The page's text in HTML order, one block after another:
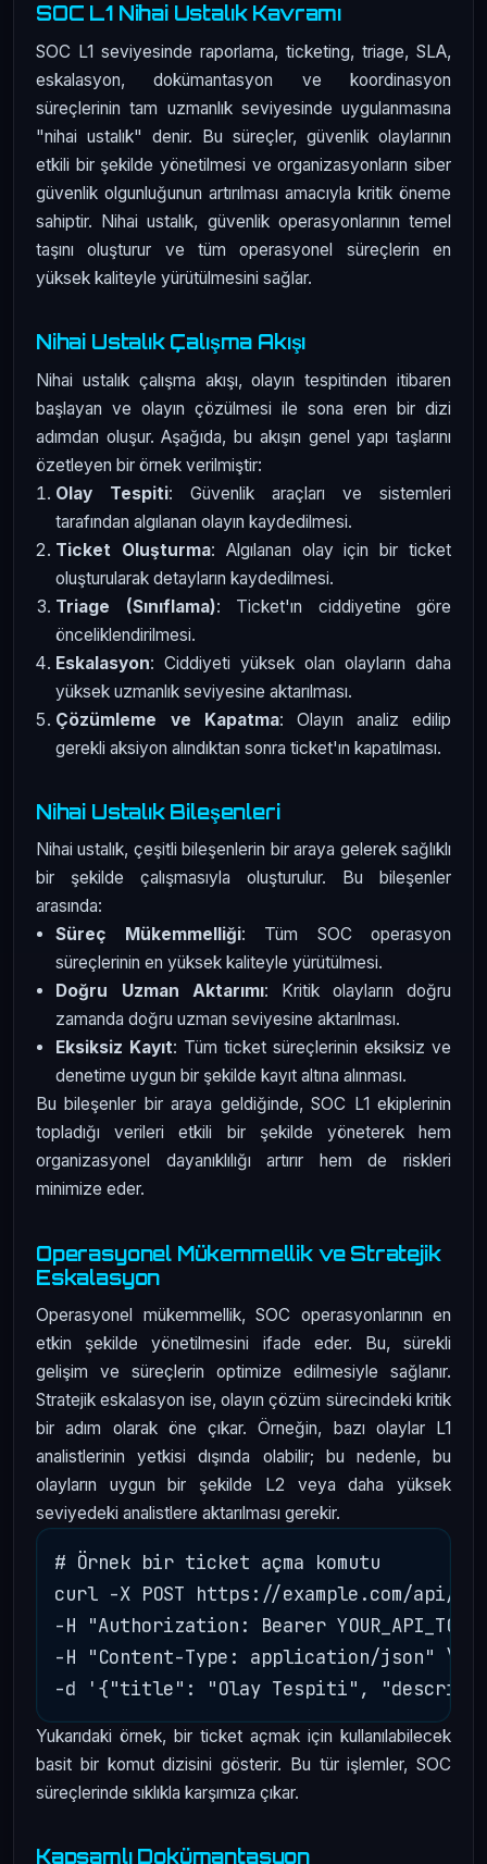
SOC L1 Nihai Ustalık Kavramı
SOC L1 seviyesinde raporlama, ticketing, triage, SLA,
eskalasyon, dokümantasyon ve koordinasyon
süreçlerinin tam uzmanlık seviyesinde uygulanmasına
"nihai ustalık" denir. Bu süreçler, güvenlik olaylarının
etkili bir şekilde yönetilmesi ve organizasyonların siber
güvenlik olgunluğunun artırılması amacıyla kritik öneme
sahiptir. Nihai ustalık, güvenlik operasyonlarının temel
taşını oluşturur ve tüm operasyonel süreçlerin en
yüksek kaliteyle yürütülmesini sağlar.
Nihai Ustalık Çalışma Akışı
Nihai ustalık çalışma akışı, olayın tespitinden itibaren
başlayan ve olayın çözülmesi ile sona eren bir dizi
adımdan oluşur. Aşağıda, bu akışın genel yapı taşlarını
özetleyen bir örnek verilmiştir:
Olay Tespiti: Güvenlik araçları ve sistemleri
tarafından algılanan olayın kaydedilmesi.
Ticket Oluşturma: Algılanan olay için bir ticket
oluşturularak detayların kaydedilmesi.
Triage (Sınıflama): Ticket'ın ciddiyetine göre
önceliklendirilmesi.
Eskalasyon: Ciddiyeti yüksek olan olayların daha
yüksek uzmanlık seviyesine aktarılması.
Çözümleme ve Kapatma: Olayın analiz edilip
gerekli aksiyon alındıktan sonra ticket'ın kapatılması.
Nihai Ustalık Bileşenleri
Nihai ustalık, çeşitli bileşenlerin bir araya gelerek sağlıklı
bir şekilde çalışmasıyla oluşturulur. Bu bileşenler
arasında:
Süreç Mükemmelliği: Tüm SOC operasyon
süreçlerinin en yüksek kaliteyle yürütülmesi.
Doğru Uzman Aktarımı: Kritik olayların doğru
zamanda doğru uzman seviyesine aktarılması.
Eksiksiz Kayıt: Tüm ticket süreçlerinin eksiksiz ve
denetime uygun bir şekilde kayıt altına alınması.
Bu bileşenler bir araya geldiğinde, SOC L1 ekiplerinin
topladığı verileri etkili bir şekilde yöneterek hem
organizasyonel dayanıklılığı artırır hem de riskleri
minimize eder.
Operasyonel Mükemmellik ve Stratejik
Eskalasyon
Operasyonel mükemmellik, SOC operasyonlarının en
etkin şekilde yönetilmesini ifade eder. Bu, sürekli
gelişim ve süreçlerin optimize edilmesiyle sağlanır.
Stratejik eskalasyon ise, olayın çözüm sürecindeki kritik
bir adım olarak öne çıkar. Örneğin, bazı olaylar L1
analistlerinin yetkisi dışında olabilir; bu nedenle, bu
olayların uygun bir şekilde L2 veya daha yüksek
seviyedeki analistlere aktarılması gerekir.
# Örnek bir ticket açma komutu
curl -X POST https://example.com/api/
-H "Authorization: Bearer
-H "Content-Type: application/json" \
Yukarıdaki örnek, bir ticket açmak için kullanılabilecek
basit bir komut dizisini gösterir. Bu tür işlemler, SOC
süreçlerinde sıklıkla karşımıza çıkar.
Kapsamlı Dokümantasyon